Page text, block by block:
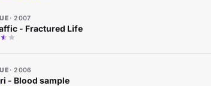
2007
- Fractured Life
2006
- Blood sample